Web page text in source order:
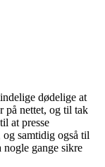
dødelige at
på nettet, og til tak
at presse
samtidig også til
gange sikre